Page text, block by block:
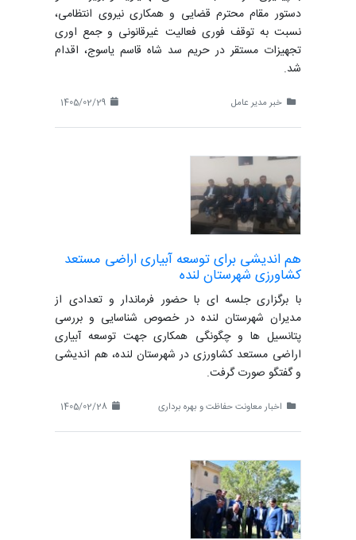
دستور مقام محترم قضایی و همکاری نیروی انتظامی،
نسبت به توقف فوری فعالیت غیرقانونی و جمع اوری
تجهیزات مستقر در حریم سد شاه قاسم یاسوج، اقدام
شد.
خبر مدیر عامل
هم اندیشی برای توسعه آبیاری اراضی مستعد
کشاورزی شهرستان لنده
با برگزاری جلسه ای با حضور فرماندار و تعدادی از
مدیران شهرستان لنده در خصوص شناسایی و بررسی
پتانسیل ها و چگونگی همکاری جهت توسعه آبیاری
اراضی مستعد کشاورزی در شهرستان لنده، هم اندیشی
و گفتگو صورت گرفت.
اخبار معاونت حفاظت و بهره برداری